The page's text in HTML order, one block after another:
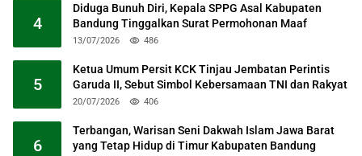
4
Diduga Bunuh Diri, Kepala SPPG Asal Kabupaten
Bandung Tinggalkan Surat Permohonan Maaf
13/07/2026 486
5
Ketua Umum Persit KCK Tinjau Jembatan Perintis
Garuda II, Sebut Simbol Kebersamaan TNI dan Rakyat
20/07/2026 406
6
Terbangan, Warisan Seni Dakwah Islam Jawa Barat
yang Tetap Hidup di Timur Kabupaten Bandung